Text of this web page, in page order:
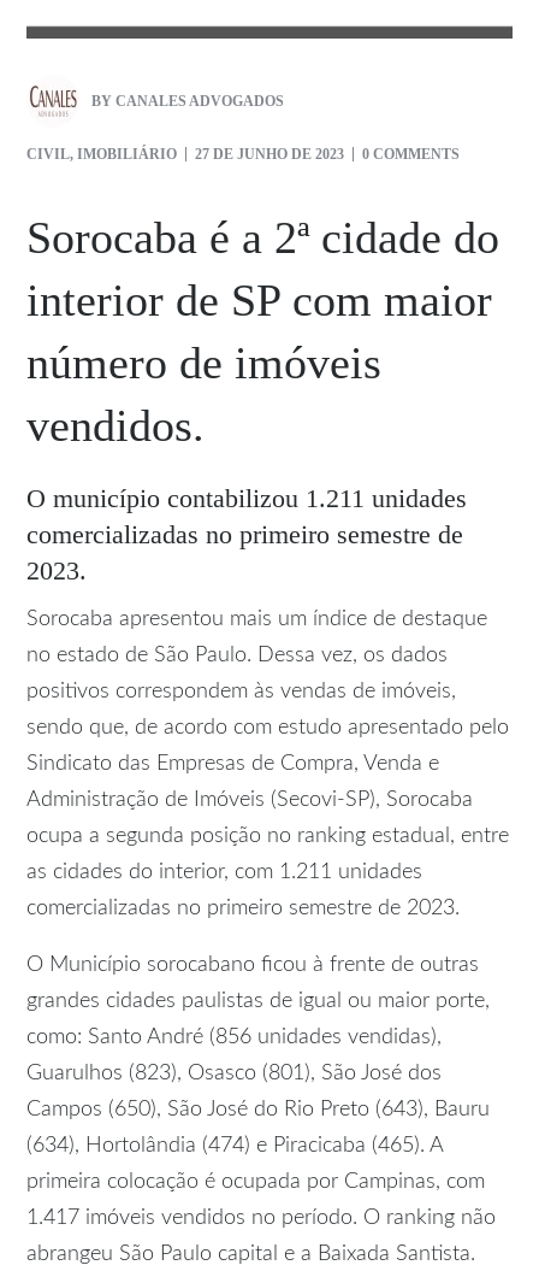
BYCANALES ADVOGADOS
CIVIL,IMOBILIÁRIO 27 DE JUNHO DE 2023 0 COMMENTS
Sorocaba é a 2ª cidade do
interior de SP com maior
número de imóveis
vendidos.
O município contabilizou 1.211 unidades
comercializadas no primeiro semestre de
2023.
Sorocaba apresentou mais um índice de destaque
no estado de São Paulo. Dessa vez, os dados
positivos correspondem às vendas de imóveis,
sendo que, de acordo com estudo apresentado pelo
Sindicato das Empresas de Compra, Venda e
Administração de Imóveis (Secovi-SP), Sorocaba
ocupa a segunda posição no ranking estadual, entre
as cidades do interior, com 1.211 unidades
comercializadas no primeiro semestre de 2023.
O Município sorocabano ficou à frente de outras
grandes cidades paulistas de igual ou maior porte,
como: Santo André (856 unidades vendidas),
Guarulhos (823), Osasco (801), São José dos
Campos (650), São José do Rio Preto (643), Bauru
(634), Hortolândia (474) e Piracicaba (465). A
primeira colocação é ocupada por Campinas, com
1.417 imóveis vendidos no período. O ranking não
abrangeu São Paulo capital e a Baixada Santista.